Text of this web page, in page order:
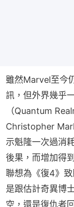
雖然Marvel至今
訊，但外界幾乎
（Quantum
Christopher
示魁隆一次過消
後果，而增加得
聯想為《復4》
是跟估計奇異博
空，還是復仇者